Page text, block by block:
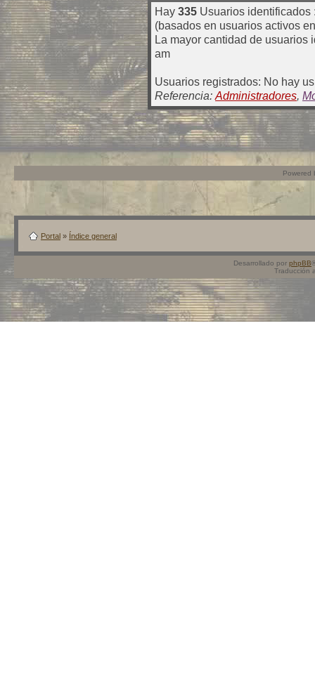
Hay 335 Usuarios identificados
(basados en usuarios activos
La mayor cantidad de usuarios
am
Usuarios registrados: No hay
Referencia: Administradores,
Powered
Portal » Índice general
Desarrollado por phpBB
Traducción